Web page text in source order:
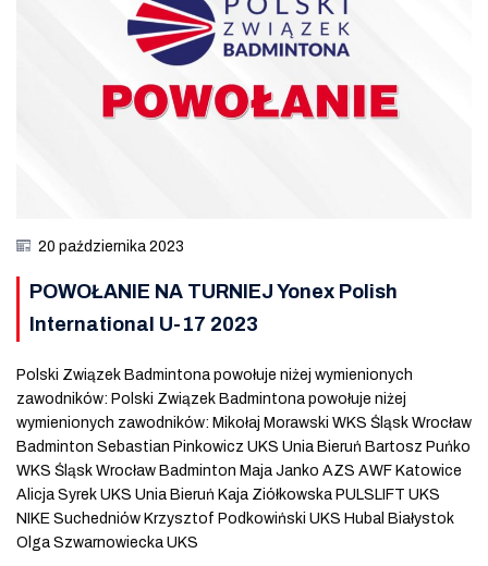
20 października 2023
POWOŁANIE NA TURNIEJ Yonex Polish
International U-17 2023
Polski Związek Badmintona powołuje niżej wymienionych
zawodników: Polski Związek Badmintona powołuje niżej
wymienionych zawodników: Mikołaj Morawski WKS Śląsk Wrocław
Badminton Sebastian Pinkowicz UKS Unia Bieruń Bartosz Puńko
WKS Śląsk Wrocław Badminton Maja Janko AZS AWF Katowice
Alicja Syrek UKS Unia Bieruń Kaja Ziółkowska PULSLIFT UKS
NIKE Suchedniów Krzysztof Podkowiński UKS Hubal Białystok
Olga Szwarnowiecka UKS